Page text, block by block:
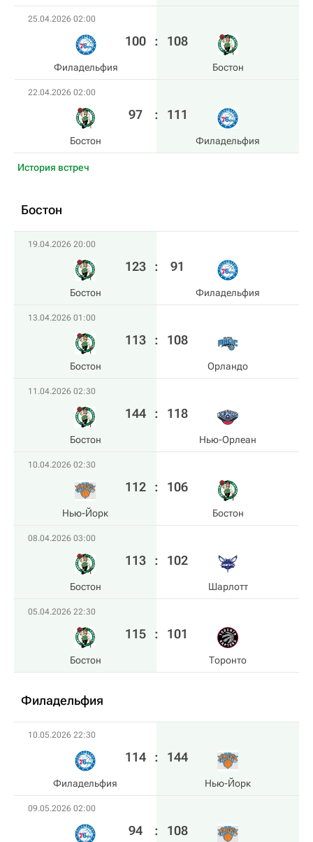
25.04.2026 02:00
Филадельфия
100 : 108
Бостон
22.04.2026 02:00
Бостон
97 : 111
Филадельфия
История встреч
Бостон
19.04.2026 20:00
Бостон
123 : 91
Филадельфия
13.04.2026 01:00
Бостон
113 : 108
Орландо
11.04.2026 02:30
Бостон
144 : 118
Нью-Орлеан
10.04.2026 02:30
Нью-Йорк
112 : 106
Бостон
08.04.2026 03:00
Бостон
113 : 102
Шарлотт
05.04.2026 22:30
Бостон
115 : 101
Торонто
Филадельфия
10.05.2026 22:30
Филадельфия
114 : 144
Нью-Йорк
09.05.2026 02:00
94 : 108